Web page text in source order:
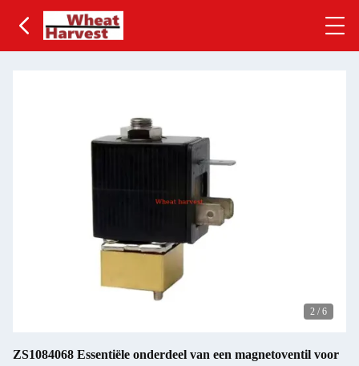
2 / 6
ZS1084068 Essentiële onderdeel van een magnetoventil voor